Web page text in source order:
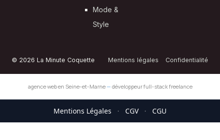
Mode &
Style
© 2026 La Minute Coquette Mentions légales Confidentialité
agence web en Seine-et-Marne— développeur full-stack freelance
Mentions Légales · CGV · CGU